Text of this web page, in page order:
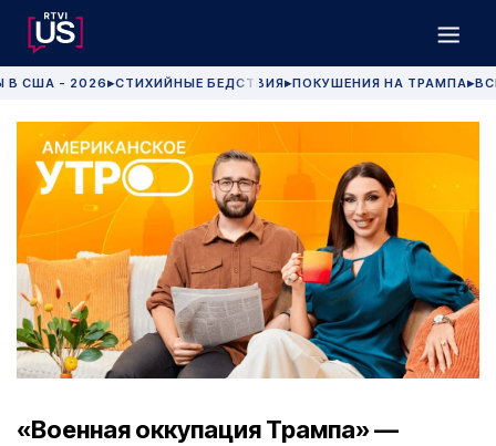
В США - 2026 ▶СТИХИЙНЫЕ БЕДСТВИЯ▶ПОКУШЕНИЯ НА ТРАМПА▶
«Военная оккупация Трампа» —